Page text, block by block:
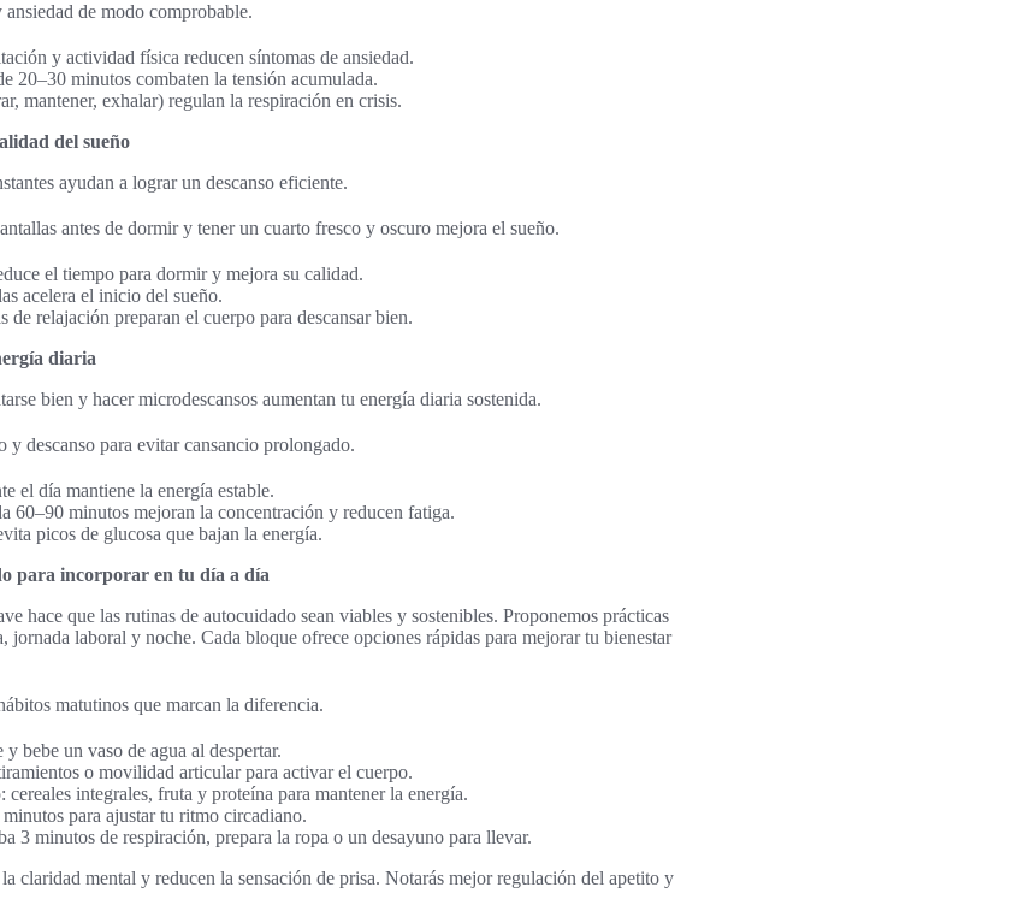
de modo comprobable.
y actividad física reducen síntomas de ansiedad.
20–30 minutos combaten la tensión acumulada.
mantener, exhalar) regulan la respiración en crisis.
del sueño
ayudan a lograr un descanso eficiente.
antes de dormir y tener un cuarto fresco y oscuro mejora el sueño.
el tiempo para dormir y mejora su calidad.
acelera el inicio del sueño.
de relajación preparan el cuerpo para descansar bien.
diaria
bien y hacer microdescansos aumentan tu energía diaria sostenida.
y descanso para evitar cansancio prolongado.
el día mantiene la energía estable.
60–90 minutos mejoran la concentración y reducen fatiga.
picos de glucosa que bajan la energía.
para incorporar en tu día a día
hace que las rutinas de autocuidado sean viables y sostenibles. Proponemos prácticas
jornada laboral y noche. Cada bloque ofrece opciones rápidas para mejorar tu bienestar
matutinos que marcan la diferencia.
bebe un vaso de agua al despertar.
o movilidad articular para activar el cuerpo.
integrales, fruta y proteína para mantener la energía.
para ajustar tu ritmo circadiano.
3 minutos de respiración, prepara la ropa o un desayuno para llevar.
claridad mental y reducen la sensación de prisa. Notarás mejor regulación del apetito y